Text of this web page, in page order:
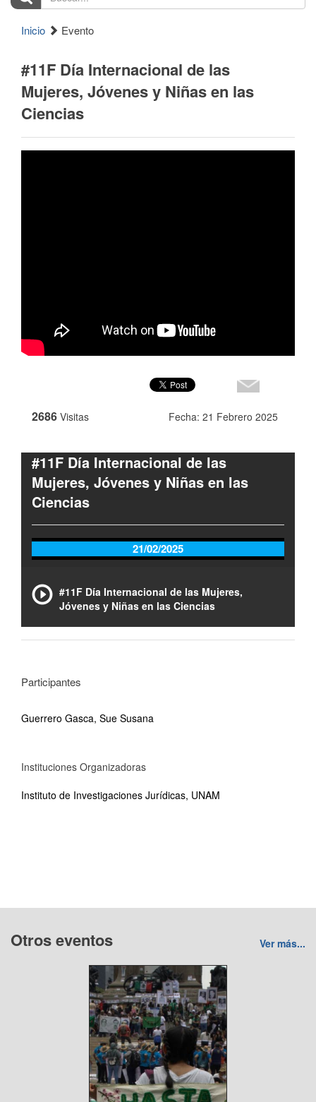
Inicio Evento
#11F Día Internacional de las
Mujeres, Jóvenes y Niñas en las
Ciencias
2686 Visitas Fecha: 21 Febrero 2025
#11F Día Internacional de las
Mujeres, Jóvenes y Niñas en las
Ciencias
21/02/2025
#11F Día Internacional de las Mujeres,
Jóvenes y Niñas en las Ciencias
Participantes
Guerrero Gasca, Sue Susana
Instituciones Organizadoras
Instituto de Investigaciones Jurídicas, UNAM
Otros eventos Ver más...